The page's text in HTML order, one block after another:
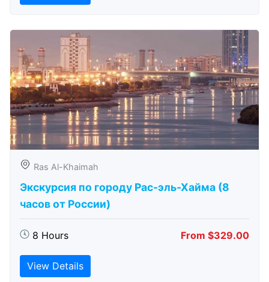
Ras Al-Khaimah
Экскурсия по городу Рас-эль-Хайма (8
часов от России)
8 Hours From $329.00
View Details